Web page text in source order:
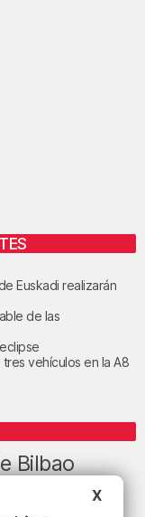
Euskadi realizarán
de las
vehículos en la A8
Bilbao
BEC (BilbaoX